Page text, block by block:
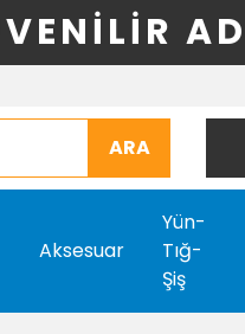
ARA
Aksesuar
Yün-
Tığ-
Şiş